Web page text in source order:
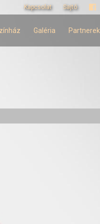
Kapcsolat Sajtó
Galéria Partnerek